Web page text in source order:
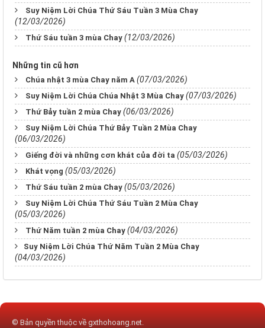
Suy Niệm Lời Chúa Thứ Sáu Tuần 3 Mùa Chay
(12/03/2026)
Thứ Sáu tuần 3 mùa Chay (12/03/2026)
Những tin cũ hơn
Chúa nhật 3 mùa Chay năm A (07/03/2026)
Suy Niệm Lời Chúa Chúa Nhật 3 Mùa Chay (07/03/2026)
Thứ Bảy tuần 2 mùa Chay (06/03/2026)
Suy Niệm Lời Chúa Thứ Bảy Tuần 2 Mùa Chay
(06/03/2026)
Giếng đời và những cơn khát của đời ta (05/03/2026)
Khát vọng (05/03/2026)
Thứ Sáu tuần 2 mùa Chay (05/03/2026)
Suy Niệm Lời Chúa Thứ Sáu Tuần 2 Mùa Chay
(05/03/2026)
Thứ Năm tuần 2 mùa Chay (04/03/2026)
​​​​​​​Suy Niệm Lời Chúa Thứ Năm Tuần 2 Mùa Chay
(04/03/2026)
© Bản quyền thuộc về gxthohoang.net.